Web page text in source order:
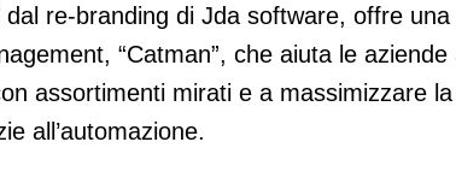
re-branding di Jda software, offre una
“Catman”, che aiuta le aziende
assortimenti mirati e a massimizzare la
all’automazione.